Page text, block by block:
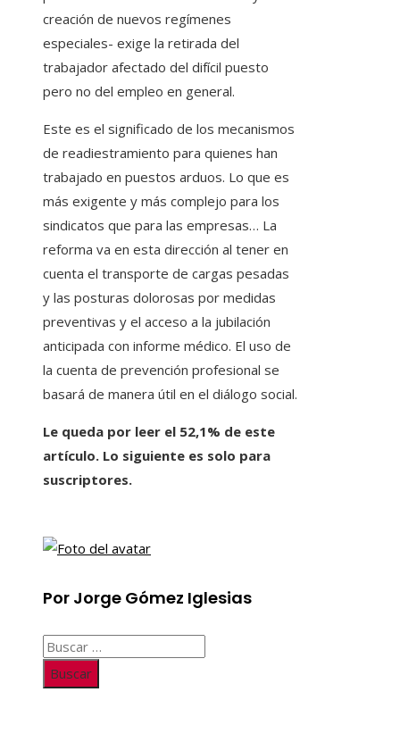
creación de nuevos regímenes
especiales- exige la retirada del
trabajador afectado del difícil puesto
pero no del empleo en general.
Este es el significado de los mecanismos
de readiestramiento para quienes han
trabajado en puestos arduos. Lo que es
más exigente y más complejo para los
sindicatos que para las empresas… La
reforma va en esta dirección al tener en
cuenta el transporte de cargas pesadas
y las posturas dolorosas por medidas
preventivas y el acceso a la jubilación
anticipada con informe médico. El uso de
la cuenta de prevención profesional se
basará de manera útil en el diálogo social.
Le queda por leer el 52,1% de este
artículo. Lo siguiente es solo para
suscriptores.
Por Jorge Gómez Iglesias
Buscar: